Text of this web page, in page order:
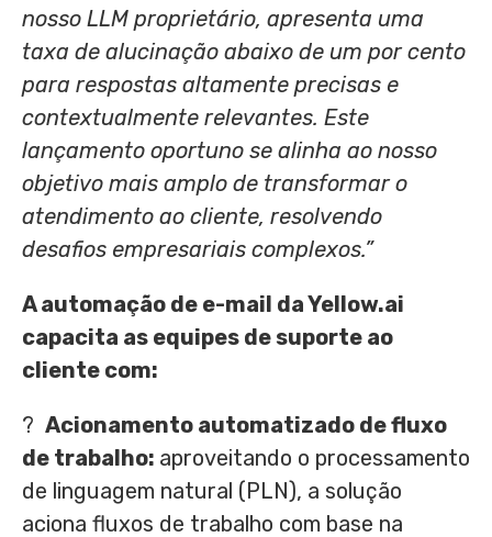
nosso LLM proprietário, apresenta uma
taxa de alucinação abaixo de um por cento
para respostas altamente precisas e
contextualmente relevantes. Este
lançamento oportuno se alinha ao nosso
objetivo mais amplo de transformar o
atendimento ao cliente, resolvendo
desafios empresariais complexos.”
A automação de e-mail da Yellow.ai
capacita as equipes de suporte ao
cliente com:
? Acionamento automatizado de fluxo
de trabalho: aproveitando o processamento
de linguagem natural (PLN), a solução
aciona fluxos de trabalho com base na